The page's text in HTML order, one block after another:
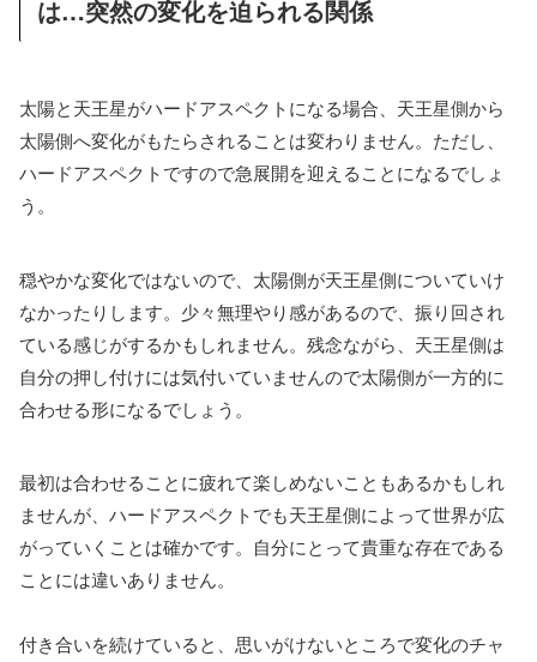
は…突然の変化を迫られる関係
太陽と天王星がハードアスペクトになる場合、天王星側から
太陽側へ変化がもたらされることは変わりません。ただし、
ハードアスペクトですので急展開を迎えることになるでしょ
う。
穏やかな変化ではないので、太陽側が天王星側についていけ
なかったりします。少々無理やり感があるので、振り回され
ている感じがするかもしれません。残念ながら、天王星側は
自分の押し付けには気付いていませんので太陽側が一方的に
合わせる形になるでしょう。
最初は合わせることに疲れて楽しめないこともあるかもしれ
ませんが、ハードアスペクトでも天王星側によって世界が広
がっていくことは確かです。自分にとって貴重な存在である
ことには違いありません。
付き合いを続けていると、思いがけないところで変化のチャ